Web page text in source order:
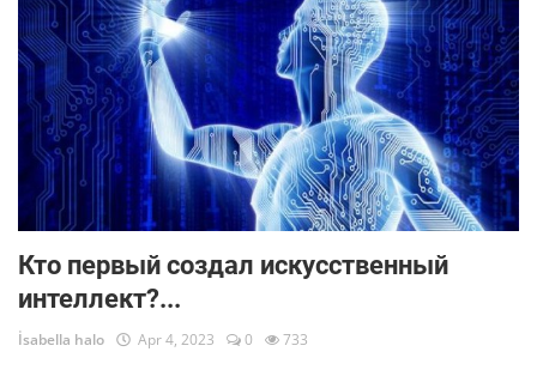
Кто первый создал искусственный
интеллект?...
İsabella halo Apr 4, 2023 0 733